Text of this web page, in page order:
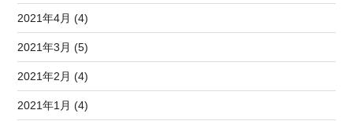
2021年4月 (4)
2021年3月 (5)
2021年2月 (4)
2021年1月 (4)